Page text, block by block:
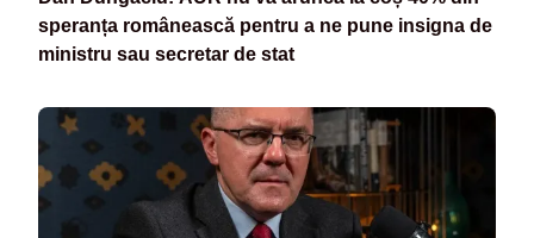
speranța românească pentru a ne pune insigna de
ministru sau secretar de stat